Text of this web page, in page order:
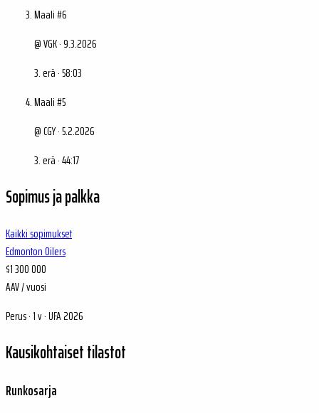
Maali #6
@ VGK · 9.3.2026
3. erä · 58:03
Maali #5
@ CGY · 5.2.2026
3. erä · 44:17
Sopimus ja palkka
Kaikki sopimukset
Edmonton Oilers
$1 300 000
AAV / vuosi
Perus · 1 v · UFA 2026
Kausikohtaiset tilastot
Runkosarja